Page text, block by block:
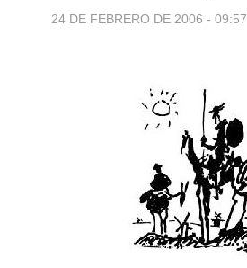
24 DE FEBRERO DE 2006 - 09:57